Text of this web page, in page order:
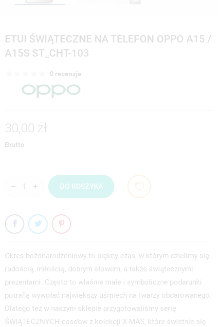
ETUI ŚWIĄTECZNE NA TELEFON OPPO A15 /
A15S ST_CHT-103
0 recenzje
30,00 zł
Brutto
DO KOSZYKA
Okres bożonarodzeniowy to piękny czas, w którym dzielimy się
radością, miłością, dobrym słowem, a także świątecznymi
prezentami. Często to właśnie małe i symboliczne podarunki
potrafią wywołać największy uśmiech na twarzy obdarowanego.
Dlatego też w naszym sklepie przygotowaliśmy serię
ŚWIĄTECZNYCH case’ów z kolekcji X-MAS, które świetnie się